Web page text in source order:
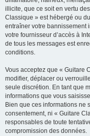
illicite, que ce soit en vertu
Classique » est hébergé ou
entraîner votre bannissement
votre fournisseur d’accès à
de tous les messages est
conditions.
Vous acceptez que « Guitare
modifier, déplacer ou
seule discrétion. En tant que
informations que vous
Bien que ces informations ne
consentement, ni « Guitare
responsables de toute
compromission des données.